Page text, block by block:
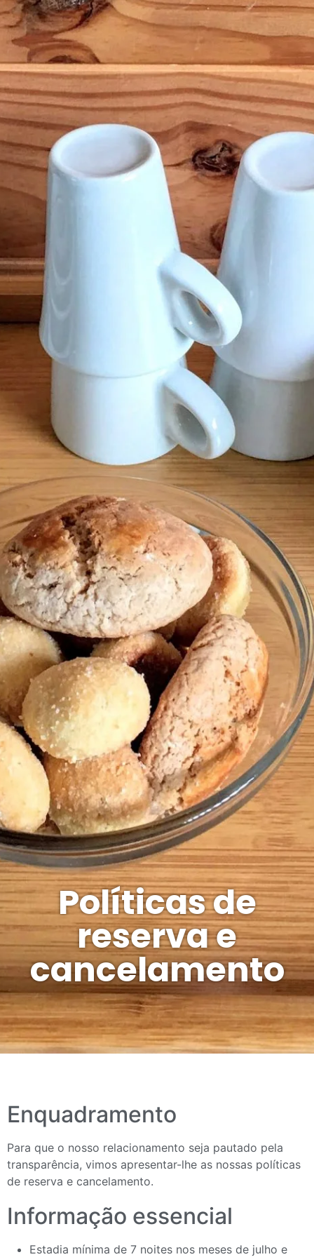
Políticas de
reserva e
cancelamento
Enquadramento
Para que o nosso relacionamento seja pautado pela
transparência, vimos apresentar-lhe as nossas políticas
de reserva e cancelamento.
Informação essencial
Estadia mínima de 7 noites nos meses de julho e